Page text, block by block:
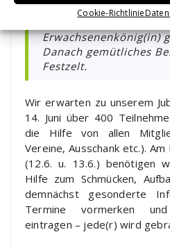
Cookie-Richtlinie
11:00 Uhr
die Scheiben zum/zur
Erwachsenenkönig(in)
Danach gemütliches
Festzelt.
Wir erwarten zu unserem
14. Juni über 400
die Hilfe von allen
Vereine, Ausschank etc.).
(12.6. u. 13.6.) benötigen
Hilfe zum Schmücken,
demnächst gesonderte
Termine vormerken
eintragen – jede(r) wird